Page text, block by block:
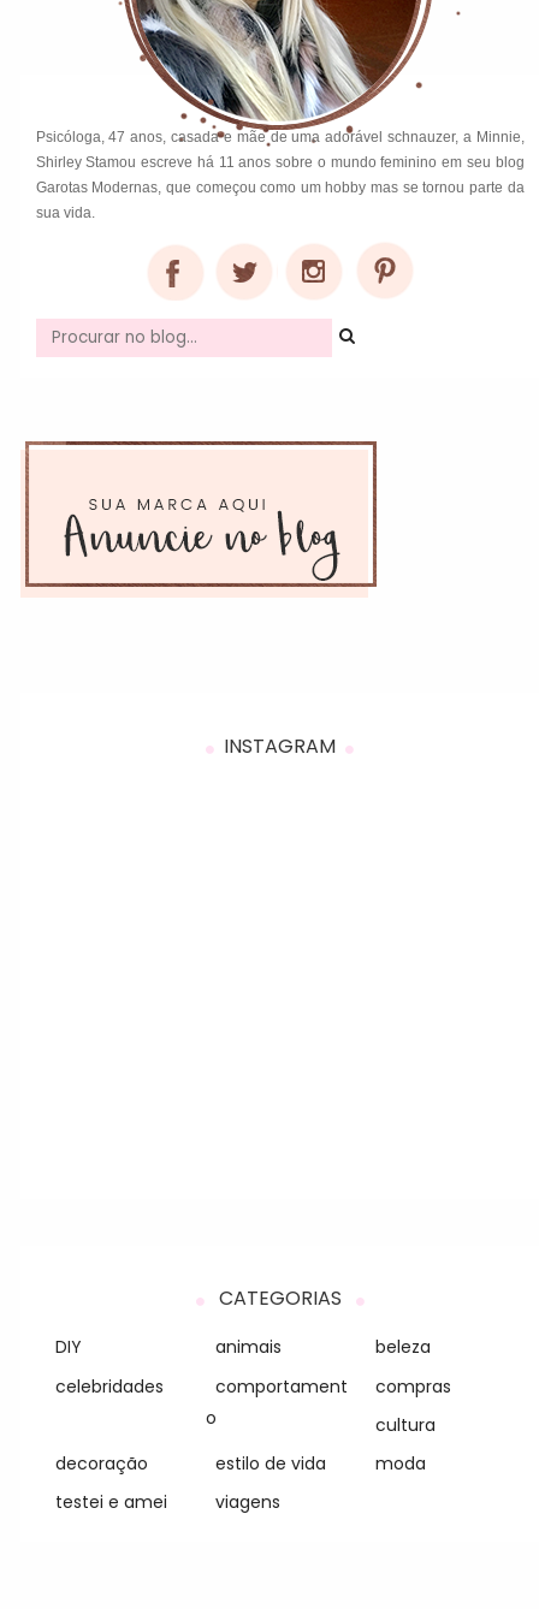
Psicóloga, 47 anos, casada e mãe de uma adorável schnauzer, a Minnie,
Shirley Stamou escreve há 11 anos sobre o mundo feminino em seu blog
Garotas Modernas, que começou como um hobby mas se tornou parte da
sua vida.
INSTAGRAM
CATEGORIAS
DIY animais
beleza
celebridades
comportament
o
compras
cultura
decoração
estilo de vida
moda
testei e amei
viagens